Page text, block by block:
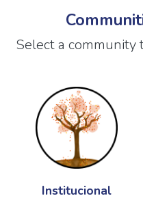
Select a community
Institucional